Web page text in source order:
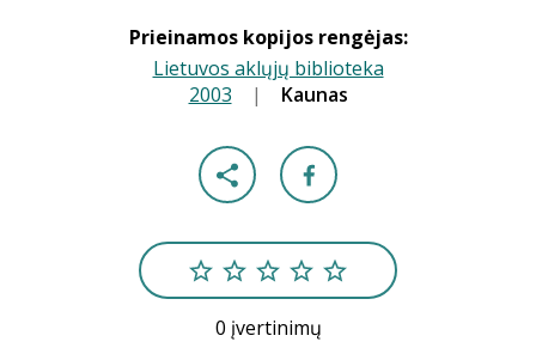
Prieinamos kopijos rengėjas:
Lietuvos aklųjų biblioteka
2003 | Kaunas
0 įvertinimų